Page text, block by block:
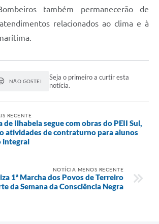
também permanecerão de
relacionados ao clima e à
NÃO GOSTEI
Seja o primeiro a curtir esta
notícia.
RECENTE
de Ilhabela segue com obras do PEII Sul,
atividades de contraturno para alunos
integral
NOTÍCIA MENOS RECENTE
1ª Marcha dos Povos de Terreiro
da Semana da Consciência Negra